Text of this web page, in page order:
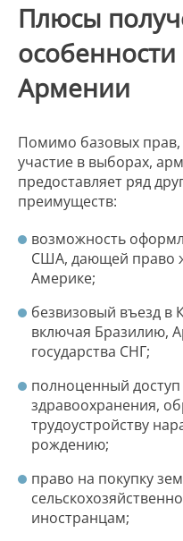
Плюсы
Армении
Помимо базовых прав,
участие в выборах,
предоставляет ряд
преимуществ:
возможность
США, дающей право
Америке;
безвизовый въезд в
включая Бразилию,
государства СНГ;
полноценный доступ
здравоохранения,
трудоустройству
рождению;
право на покупку
иностранцам;